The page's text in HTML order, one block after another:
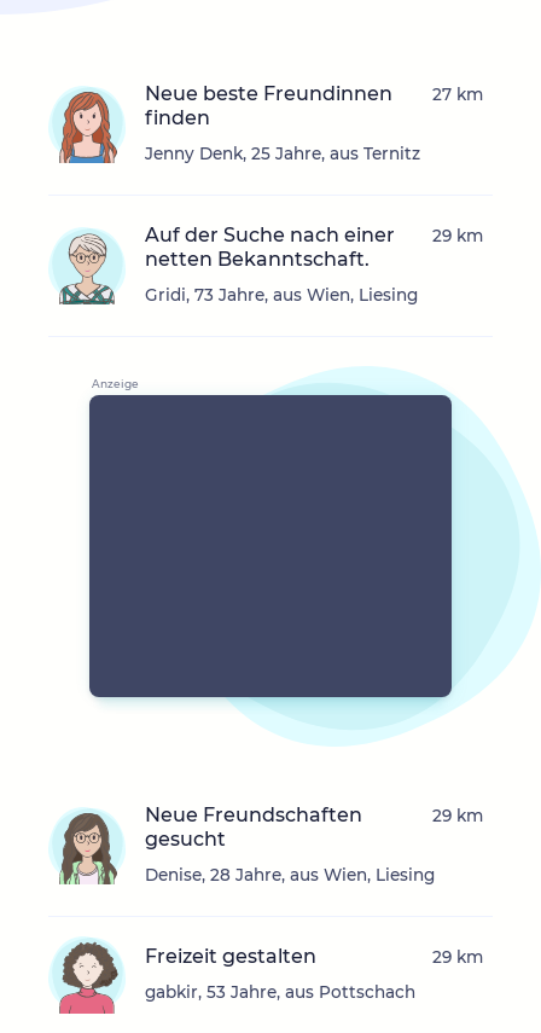
Neue beste Freundinnen
finden
Jenny Denk, 25 Jahre, aus Ternitz
27 km
Auf der Suche nach einer
netten Bekanntschaft.
Gridi, 73 Jahre, aus Wien, Liesing
29 km
Neue Freundschaften
gesucht
Denise, 28 Jahre, aus Wien, Liesing
29 km
Freizeit gestalten
gabkir, 53 Jahre, aus Pottschach
29 km